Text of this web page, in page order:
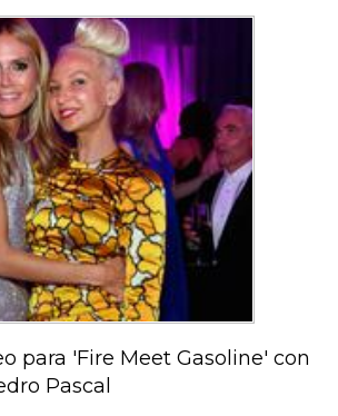
para 'Fire Meet Gasoline' con
Pascal